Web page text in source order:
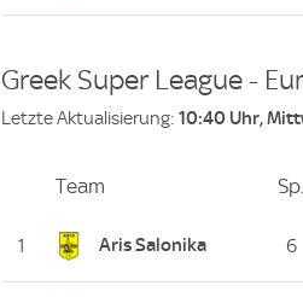
Greek Super League -
Letzte Aktualisierung: 10:40 Uhr,
PlatzTeam Sp.
1 Aris Salonika 6